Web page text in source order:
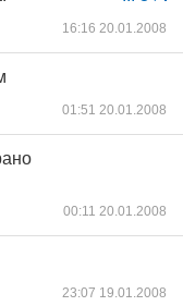
16:16 20.01.2008
01:51 20.01.2008
00:11 20.01.2008
23:07 19.01.2008